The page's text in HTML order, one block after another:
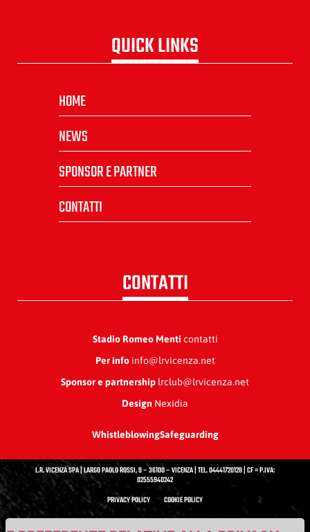
QUICK LINKS
HOME
NEWS
SPONSOR E PARTNER
CONTATTI
CONTATTI
Stadio Romeo Menti contatti
Per infoinfo@lrvicenza.net
Sponsor e partnership lrclub@lrvicenza.net
Design Nexidia
WhistleblowingSafeguarding
L.R. VICENZA SPA | LARGO PAOLO ROSSI, 9 – 36100 – VICENZA | TEL. 04441720128 | CF = P.IVA:
02555940242
PRIVACY POLICY
COOKIE POLICY